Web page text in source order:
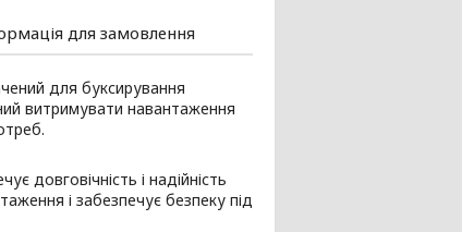
для замовлення
для буксирування
витримувати навантаження
довговічність і надійність
і забезпечує безпеку під